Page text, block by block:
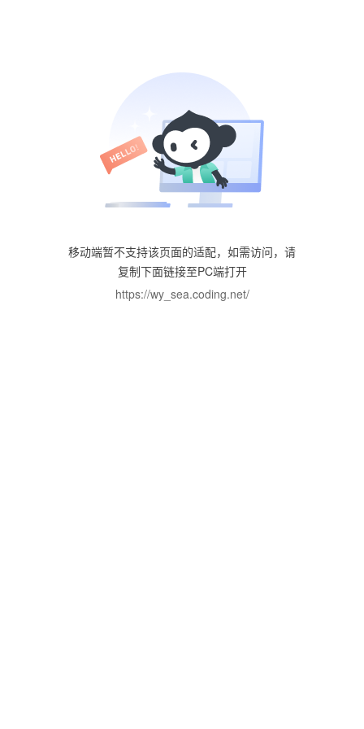
移动端暂不支持该页面的适配，如需访问，请
复制下面链接至PC端打开
https://wy_sea.coding.net/